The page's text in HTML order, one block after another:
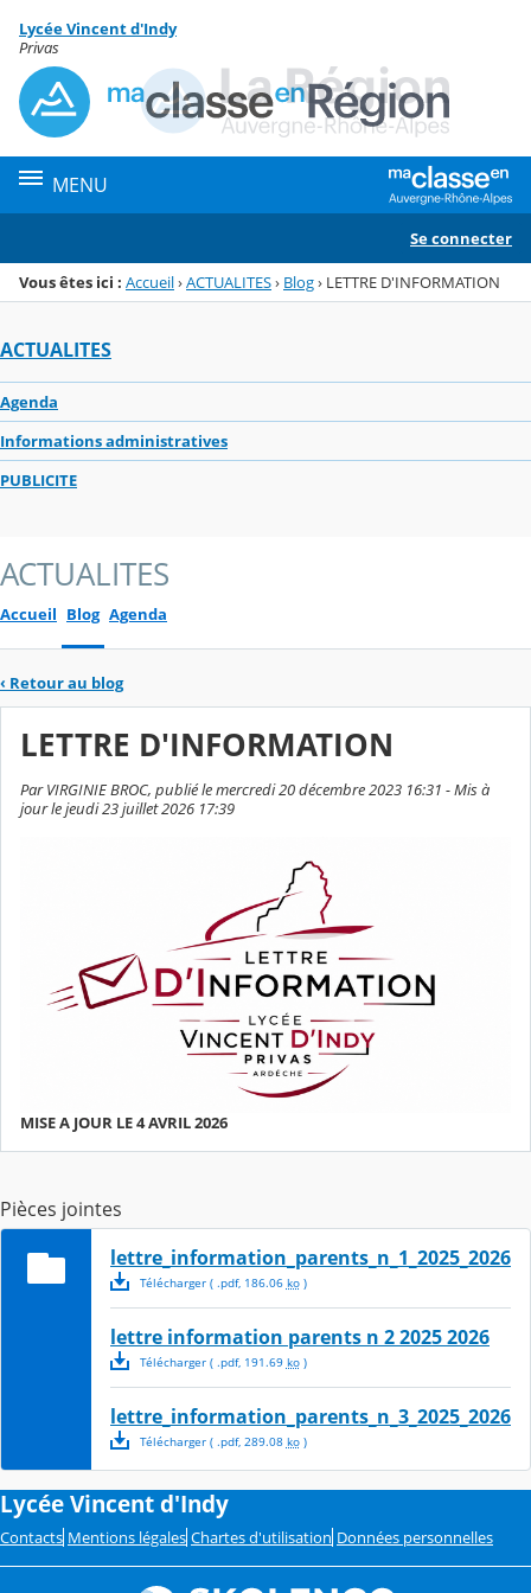
Menu de la rubrique
Contenu
Lycée Vincent d'Indy
Privas
MENU
Se connecter
Vous êtes ici : Accueil›ACTUALITES› Blog› LETTRE D'INFORMATION
ACTUALITES
Agenda
Informations administratives
PUBLICITE
ACTUALITES
Accueil Blog Agenda
‹ Retour au blog
LETTRE D'INFORMATION
Par VIRGINIE BROC, publié le mercredi 20 décembre 2023 16:31 - Mis à
jour le jeudi 23 juillet 2026 17:39
MISE A JOUR LE 4 AVRIL 2026
Pièces jointes
lettre_information_parents_n_1_2025_2026
Télécharger( .pdf, 186.06 ko)
lettre information parents n 2 2025 2026
Télécharger( .pdf, 191.69 ko)
lettre_information_parents_n_3_2025_2026
Télécharger( .pdf, 289.08 ko)
Lycée Vincent d'Indy
Contacts Mentions légales Chartes d'utilisation Données personnelles